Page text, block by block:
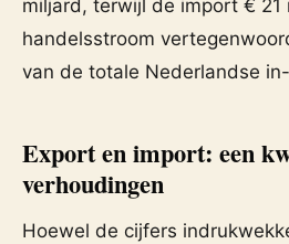
miljard, terwijl de import € 21
handelsstroom
van de totale Nederlandse
Export en import: een
verhoudingen
Hoewel de cijfers